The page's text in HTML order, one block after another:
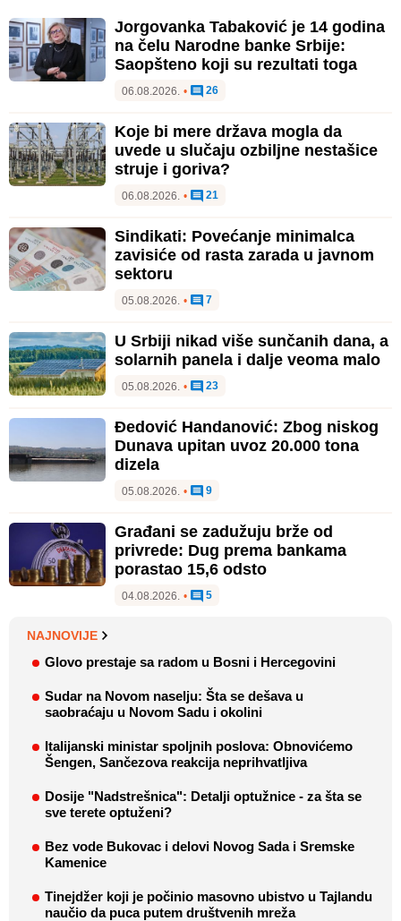
Jorgovanka Tabaković je 14 godina
na čelu Narodne banke Srbije:
Saopšteno koji su rezultati toga
06.08.2026. • 26
Koje bi mere država mogla da
uvede u slučaju ozbiljne nestašice
struje i goriva?
06.08.2026. • 21
Sindikati: Povećanje minimalca
zavisiće od rasta zarada u javnom
sektoru
05.08.2026. • 7
U Srbiji nikad više sunčanih dana, a
solarnih panela i dalje veoma malo
05.08.2026. • 23
Đedović Handanović: Zbog niskog
Dunava upitan uvoz 20.000 tona
dizela
05.08.2026. • 9
Građani se zadužuju brže od
privrede: Dug prema bankama
porastao 15,6 odsto
04.08.2026. • 5
NAJNOVIJE
Glovo prestaje sa radom u Bosni i Hercegovini
Sudar na Novom naselju: Šta se dešava u
saobraćaju u Novom Sadu i okolini
Italijanski ministar spoljnih poslova: Obnovićemo
Šengen, Sančezova reakcija neprihvatljiva
Dosije "Nadstrešnica": Detalji optužnice - za šta se
sve terete optuženi?
Bez vode Bukovac i delovi Novog Sada i Sremske
Kamenice
Tinejdžer koji je počinio masovno ubistvo u Tajlandu
naučio da puca putem društvenih mreža